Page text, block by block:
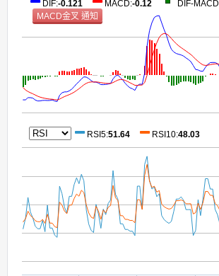
DIF:-0.121 MACD:-0.12 DIF-MACD
RSI5:51.64 RSI10:48.03